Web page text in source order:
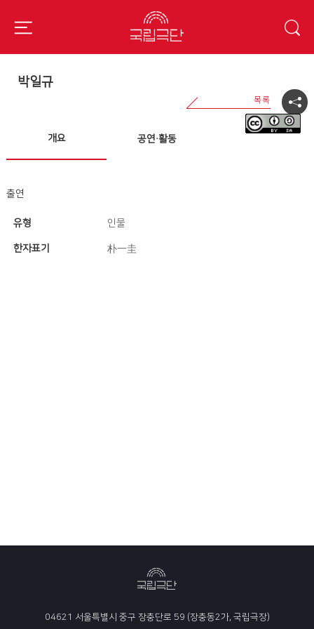
박일규
개요 공연·활동
출연
유형 인물
한자표기 朴一圭
04621 서울특별시 중구 장충단로 59 (장충동2가, 국립극장)